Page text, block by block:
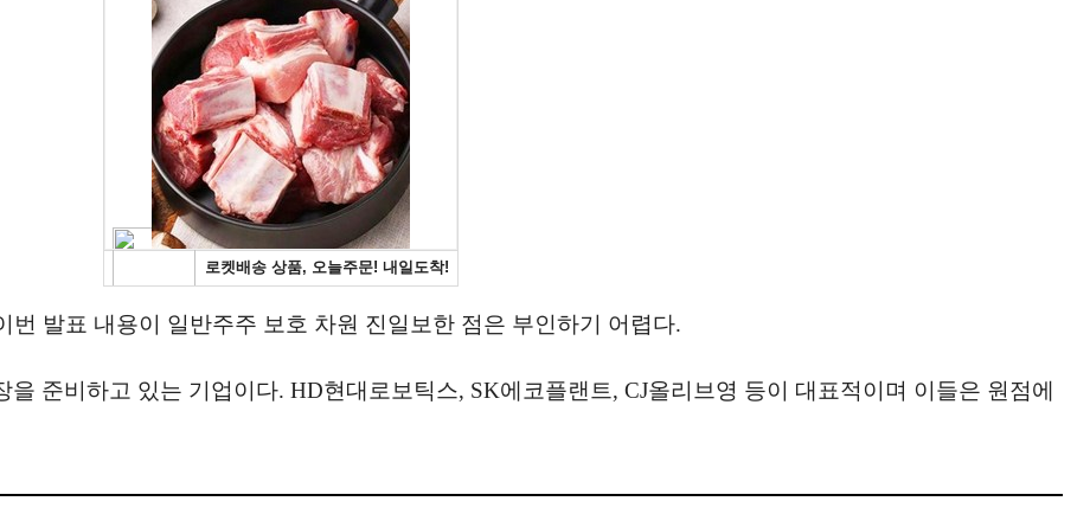
번 발표 내용이 일반주주 보호 차원 진일보한 점은 부인하기 어렵다.
준비하고 있는 기업이다. HD현대로보틱스, SK에코플랜트, CJ올리브영 등이 대표적이며 이들은 원점에